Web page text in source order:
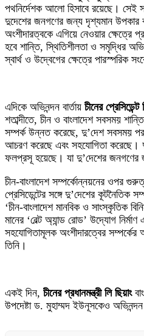
পথনির্দেশক আলো হিসাবে রয়েছে। সেই
দুদেশের জনগণের জন্য দৃশ্যমান
অংশীদারত্বকে এগিয়ে নেওয়ার ক্ষেত্রে
হবে শান্তি, স্থিতিশীলতা ও সমৃদ্ধির
স্বার্থ ও উদ্বেগের ক্ষেত্রে পারস্পরিক
এদিকে অভিনন্দন বার্তায় চীনের প্রেসিডেন্ট
শতাব্দীতে, চীন ও বাংলাদেশ সবসময়
সম্পর্ক উন্নত করেছে, দু’দেশ সবসময়
আচরণ করেছে এবং সহযোগিতা করেছে।
ফলপ্রসূ হয়েছে। যা দু’দেশের জনগণের
চীন-বাংলাদেশ সম্পর্কোন্নয়নের ওপর
প্রেসিডেন্টের সঙ্গে দু’দেশের কূটনৈতিক
‘চীন-বাংলাদেশ মানবিক ও সাংস্কৃতিক
মানের ‘বেল্ট অ্যান্ড রোড’ উদ্যোগ
সহযোগিতামূলক অংশীদারত্বের
তিনি।
একই দিন, চীনের প্রধানমন্ত্রী লি ছিয়াং
উপদেষ্টা ড. মুহাম্মদ ইউনূসকেও অভিনন্দন